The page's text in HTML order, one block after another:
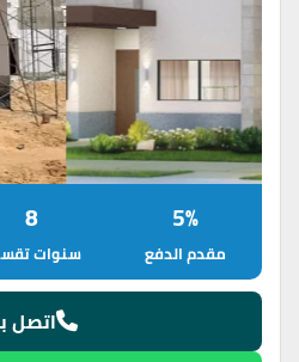
5%
مقدم الدفع
8
سنوات
اتصل